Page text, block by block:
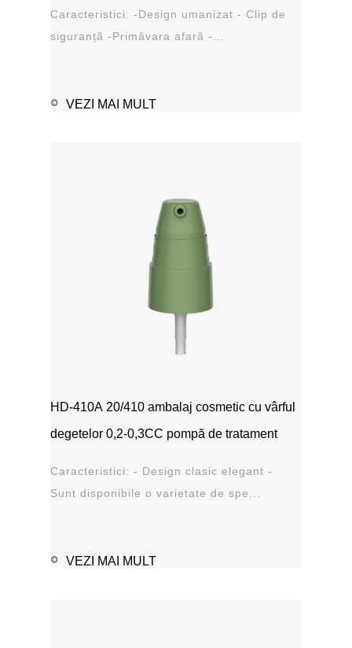
Caracteristici: -Design umanizat - Clip de
siguranță -Primăvara afară -...
VEZI MAI MULT
HD-410A 20/410 ambalaj cosmetic cu vârful
degetelor 0,2-0,3CC pompă de tratament
Caracteristici: - Design clasic elegant -
Sunt disponibile o varietate de spe...
VEZI MAI MULT